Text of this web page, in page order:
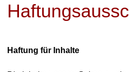
Haftung für Inhalte